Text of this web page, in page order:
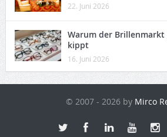
22. Juni 2026
Warum der
kippt
16. Juni 2026
© 2007 - 2026 by Mirco